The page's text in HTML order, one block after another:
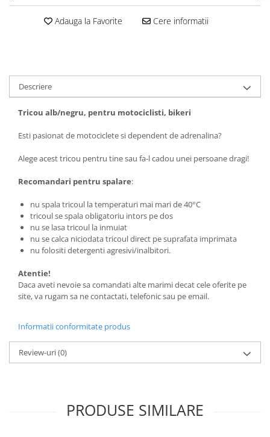
Tricouri biciclisti BMX
Tricouri fitness/sala de forta
Tricouri yoga
Adauga la Favorite Cere informatii
Descriere
Tricou alb/negru, pentru motociclisti, bikeri
Esti pasionat de motociclete si dependent de adrenalina?
Alege acest tricou pentru tine sau fa-l cadou unei persoane dragi!
Recomandari pentru spalare:
nu spala tricoul la temperaturi mai mari de 40°C
tricoul se spala obligatoriu intors pe dos
nu se lasa tricoul la inmuiat
nu se calca niciodata tricoul direct pe suprafata imprimata
nu folositi detergenti agresivi/inalbitori.
Atentie!
Daca aveti nevoie sa comandati alte marimi decat cele oferite pe
site, va rugam sa ne contactati, telefonic sau pe email.
Informatii conformitate produs
Review-uri(0)
PRODUSE SIMILARE